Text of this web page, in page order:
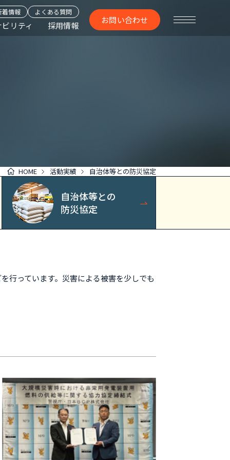
リティ 採用情報
着情報 よくある質問
お問い合わせ
HOME 活動実績 自治体等との防災協定
自治体等との
防災協定
行っています。災害による被害を少しでも